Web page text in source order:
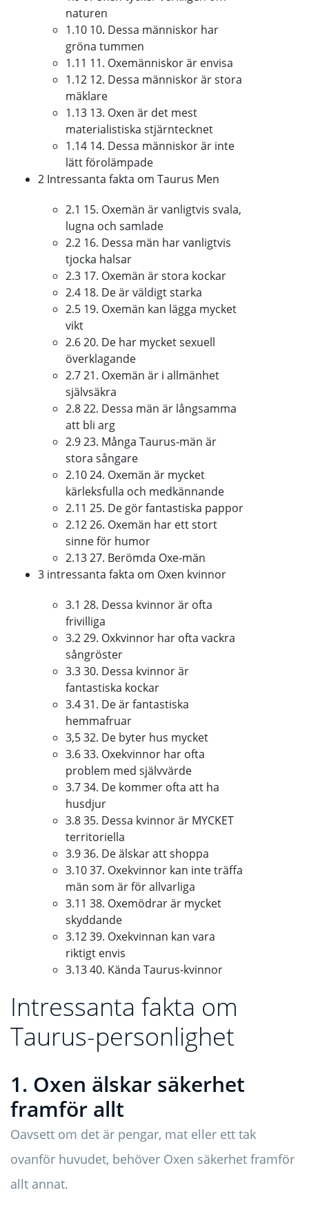
naturen
1.10 10. Dessa människor har
gröna tummen
1.11 11. Oxemänniskor är envisa
1.12 12. Dessa människor är stora
mäklare
1.13 13. Oxen är det mest
materialistiska stjärntecknet
1.14 14. Dessa människor är inte
lätt förolämpade
2 Intressanta fakta om Taurus Men
2.1 15. Oxemän är vanligtvis svala,
lugna och samlade
2.2 16. Dessa män har vanligtvis
tjocka halsar
2.3 17. Oxemän är stora kockar
2.4 18. De är väldigt starka
2.5 19. Oxemän kan lägga mycket
vikt
2.6 20. De har mycket sexuell
överklagande
2.7 21. Oxemän är i allmänhet
självsäkra
2.8 22. Dessa män är långsamma
att bli arg
2.9 23. Många Taurus-män är
stora sångare
2.10 24. Oxemän är mycket
kärleksfulla och medkännande
2.11 25. De gör fantastiska pappor
2.12 26. Oxemän har ett stort
sinne för humor
2.13 27. Berömda Oxe-män
3 intressanta fakta om Oxen kvinnor
3.1 28. Dessa kvinnor är ofta
frivilliga
3.2 29. Oxkvinnor har ofta vackra
sångröster
3.3 30. Dessa kvinnor är
fantastiska kockar
3.4 31. De är fantastiska
hemmafruar
3,5 32. De byter hus mycket
3.6 33. Oxekvinnor har ofta
problem med självvärde
3.7 34. De kommer ofta att ha
husdjur
3.8 35. Dessa kvinnor är MYCKET
territoriella
3.9 36. De älskar att shoppa
3.10 37. Oxekvinnor kan inte träffa
män som är för allvarliga
3.11 38. Oxemödrar är mycket
skyddande
3.12 39. Oxekvinnan kan vara
riktigt envis
3.13 40. Kända Taurus-kvinnor
Intressanta fakta om
Taurus-personlighet
1. Oxen älskar säkerhet
framför allt
Oavsett om det är pengar, mat eller ett tak
ovanför huvudet, behöver Oxen säkerhet framför
allt annat.